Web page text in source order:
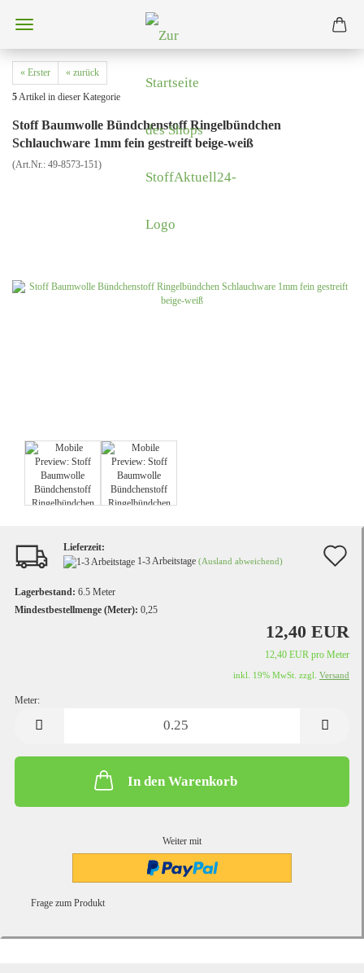
« Erster « zurück
5Artikel in dieser Kategorie
Stoff Baumwolle Bündchenstoff Ringelbündchen
Schlauchware 1mm fein gestreift beige-weiß
(Art.Nr.: 49-8573-151)
Lieferzeit:
1-3 Arbeitstage (Ausland abweichend)
Lagerbestand: 6.5 Meter
Mindestbestellmenge (Meter): 0,25
12,40 EUR
12,40 EUR pro Meter
inkl. 19% MwSt. zzgl. Versand
Meter:
In den Warenkorb
Weiter mit
Frage zum Produkt